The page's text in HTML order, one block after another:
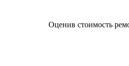
Оценив стоимость